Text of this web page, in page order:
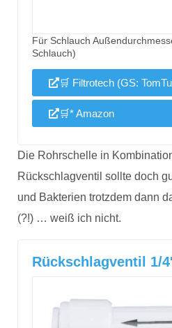
Für Schlauch
Schlauch)
🛒 Filtrotech (GS:
🛒* Amazon
Die Rohrschelle in
Rückschlagventil sollte doch
und Bakterien trotzdem dann
(?!) … weiß ich nicht.
Rückschlagventil 1/